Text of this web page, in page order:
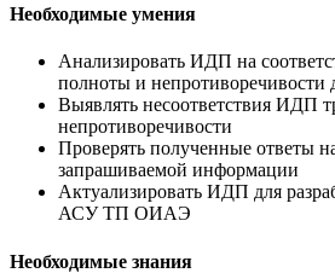
Необходимые умения
Анализировать ИДП на
полноты и непротиворечивости
Выявлять несоответствия ИДП
непротиворечивости
Проверять полученные ответы
запрашиваемой информации
Актуализировать ИДП для
АСУ ТП ОИАЭ
Необходимые знания